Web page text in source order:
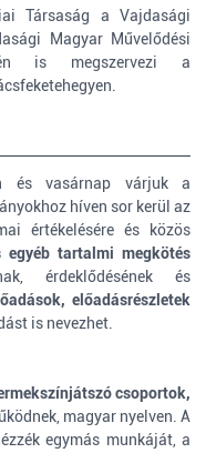
Társaság a Vajdasági
Magyar Művelődési
is megszervezi a
és vasárnap várjuk a
híven sor kerül az
értékelésére és közös
egyéb tartalmi megkötés
érdeklődésének és
előadásrészletek
is nevezhet.
csoportok,
magyar nyelven. A
egymás munkáját, a